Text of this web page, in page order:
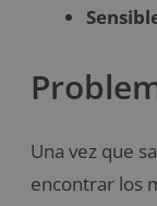
Una vez que
encontrar los